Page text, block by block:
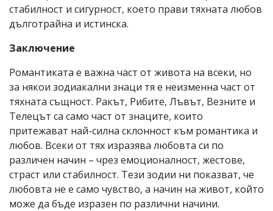
стабилност и сигурност, което прави тяхната любов
дълготрайна и истинска.
Заключение
Романтиката е важна част от живота на всеки, но
за някои зодиакални знаци тя е неизменна част от
тяхната същност. Ракът, Рибите, Лъвът, Везните и
Телецът са само част от знаците, които
притежават най-силна склонност към романтика и
любов. Всеки от тях изразява любовта си по
различен начин – чрез емоционалност, жестове,
страст или стабилност. Тези зодии ни показват, че
любовта не е само чувство, а начин на живот, който
може да бъде изразен по различни начини.